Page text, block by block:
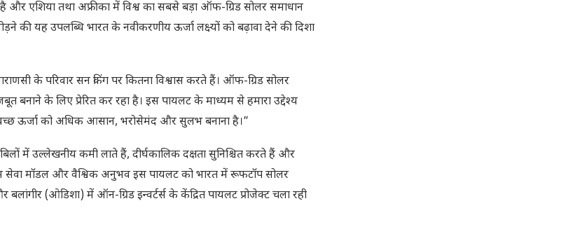
और एशिया तथा अफ्रीका में विश्व का सबसे बड़ा ऑफ-ग्रिड सोलर समाधान
की यह उपलब्धि भारत के नवीकरणीय ऊर्जा लक्ष्यों को बढ़ावा देने की दिशा
के परिवार सन किंग पर कितना विश्वास करते हैं। ऑफ-ग्रिड सोलर
बनाने के लिए प्रेरित कर रहा है। इस पायलट के माध्यम से हमारा उद्देश्य
ऊर्जा को अधिक आसान, भरोसेमंद और सुलभ बनाना है।”
में उल्लेखनीय कमी लाते हैं, दीर्घकालिक दक्षता सुनिश्चित करते हैं और
सेवा मॉडल और वैश्विक अनुभव इस पायलट को भारत में रूफटॉप सोलर
(ओडिशा) में ऑन-ग्रिड इन्वर्टर्स के केंद्रित पायलट प्रोजेक्ट चला रही